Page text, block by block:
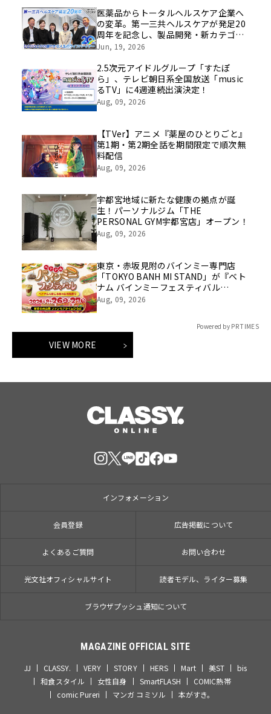
医薬品からトータルヘルスケア企業へ
の変革。第一三共ヘルスケアが発足20
周年を記念し、製品開発・新カテゴリ
挑戦の舞台や旧社統合時のエピソード
像を公開！
Jun, 19, 2026
2.5次元アイドルグループ「すたぽ
ら」、テレビ朝日系全国放送「music
るTV」に4週連続出演決定！
Aug, 09, 2026
【TVer】アニメ『薬屋のひとりごと』
第1期・第2期全話を期間限定で順次無
料配信
Aug, 09, 2026
宇都宮地域に新たな健康の拠点が誕
生！パーソナルジム「THE
PERSONAL GYM宇都宮店」オープン！
Aug, 09, 2026
東京・赤坂見附のバインミー専門店
「TOKYO BANH MI STAND」が『ベト
ナム バインミーフェスティバル
2026』に出店決定！
Aug, 09, 2026
Powered by PR TIMES
VIEW MORE
インフォメーション
会員登録 広告掲載について
よくあるご質問 お問い合わせ
光文社オフィシャルサイト 読者モデル、ライター募集
ブラウザプッシュ通知について
MAGAZINE OFFICIAL SITE
JJ CLASSY. VERY STORY HERS Mart 美ST
bis
和食スタイル
女性自身 SmartFLASH
COMIC熱帯
comic Pureri
マンガ コミソル 本がすき。